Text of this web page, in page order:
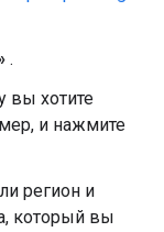
.
вы хотите
и нажмите
регион и
который вы